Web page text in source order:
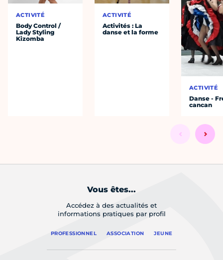
ACTIVITÉ
Body Control /
Lady Styling
Kizomba
ACTIVITÉ
Activités : La
danse et la forme
ACTIVITÉ
Danse -
cancan
Vous êtes...
Accédez à des actualités et
informations pratiques par profil
PROFESSIONNEL ASSOCIATION JEUNE